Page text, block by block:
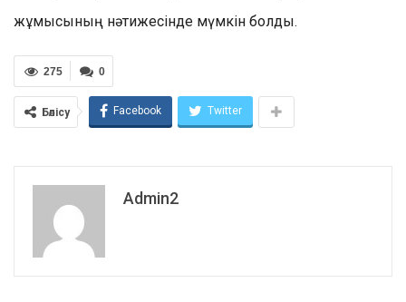
жұмысының нәтижесінде мүмкін болды.
0
275
Бөлісу Facebook Twitter
Admin2